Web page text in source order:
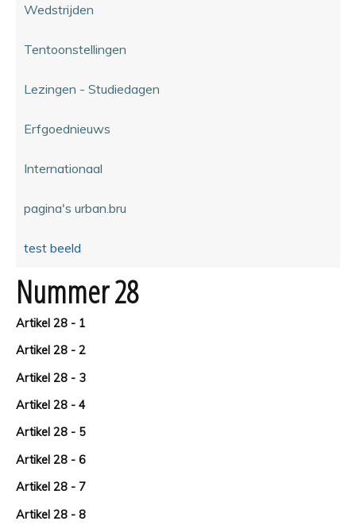
Wedstrijden
Tentoonstellingen
Lezingen - Studiedagen
Erfgoednieuws
Internationaal
pagina's urban.bru
test beeld
Nummer 28
Artikel 28 - 1
Artikel 28 - 2
Artikel 28 - 3
Artikel 28 - 4
Artikel 28 - 5
Artikel 28 - 6
Artikel 28 - 7
Artikel 28 - 8